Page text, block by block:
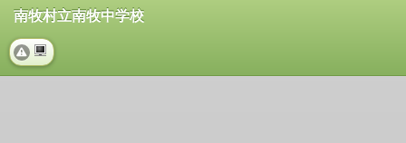
南牧村立南牧中学校